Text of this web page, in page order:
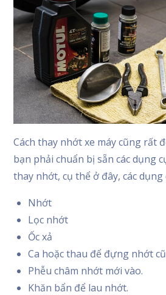
Cách thay nhớt xe máy cũng rất
bạn phải chuẩn bị sẵn các dụng
thay nhớt, cụ thể ở đây, các dụng
Nhớt
Lọc nhớt
Ốc xả
Ca hoặc thau để đựng nhớt
Phễu châm nhớt mới vào.
Khăn bẩn để lau nhớt.